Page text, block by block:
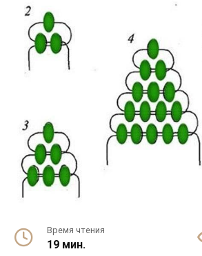
Время чтения
19 мин.